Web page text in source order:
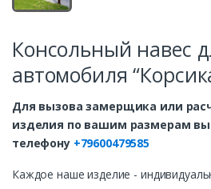
Консольный навес
автомобиля
Для вызова замерщика или
изделия по вашим размерам
телефону +79600479585
Каждое наше изделие -